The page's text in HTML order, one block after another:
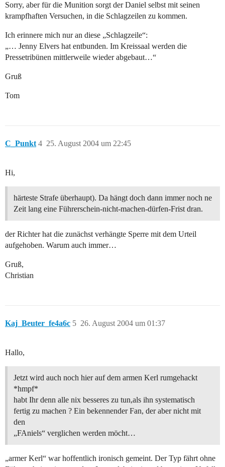
Sorry, aber für die Munition sorgt der Daniel selbst mit seinen
krampfhaften Versuchen, in die Schlagzeilen zu kommen.
Ich erinnere mich nur an diese „Schlagzeile“:
„… Jenny Elvers hat entbunden. Im Kreissaal werden die
Pressetribünen mittlerweile wieder abgebaut…“
Gruß
Tom
C_Punkt 25. August 2004 um 22:45
4
Hi,
härteste Strafe überhaupt). Da hängt doch dann immer noch ne
Zeit lang eine Führerschein-nicht-machen-dürfen-Frist dran.
der Richter hat die zunächst verhängte Sperre mit dem Urteil
aufgehoben. Warum auch immer…
Gruß,
Christian
Kaj_Beuter_fe4a6c 26. August 2004 um 01:37
5
Hallo,
Jetzt wird auch noch hier auf dem armen Kerl rumgehackt
*hmpf*
habt Ihr denn alle nix besseres zu tun,als ihn systematisch
fertig zu machen ? Ein bekennender Fan, der aber nicht mit
den
„FAniels“ verglichen werden möcht…
„armer Kerl“ war hoffentlich ironisch gemeint. Der Typ fährt ohne